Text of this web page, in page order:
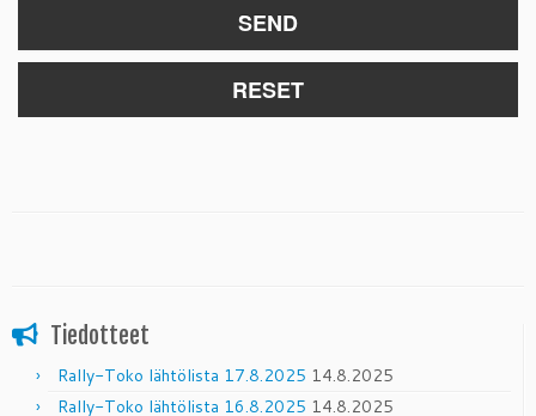
Tiedotteet
Rally-Toko lähtölista 17.8.2025 14.8.2025
Rally-Toko lähtölista 16.8.2025 14.8.2025